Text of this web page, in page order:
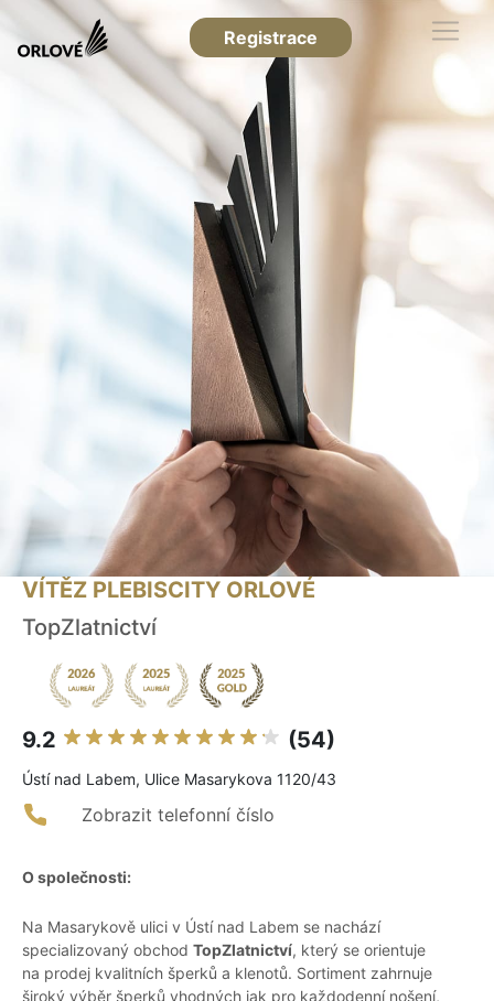
Registrace
VÍTĚZ PLEBISCITY ORLOVÉ
TopZlatnictví
9.2 (54)
Ústí nad Labem, Ulice Masarykova 1120/43
Zobrazit telefonní číslo
O společnosti:
Na Masarykově ulici v Ústí nad Labem se nachází
specializovaný obchod TopZlatnictví, který se orientuje
na prodej kvalitních šperků a klenotů. Sortiment zahrnuje
široký výběr šperků vhodných jak pro každodenní nošení,